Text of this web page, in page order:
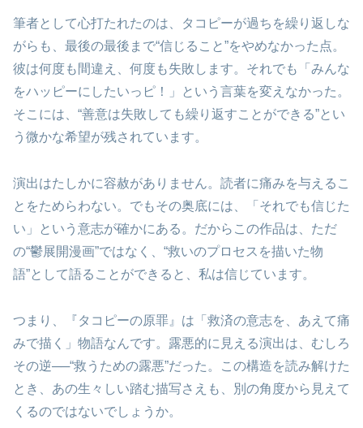
筆者として心打たれたのは、タコピーが過ちを繰り返しな
がらも、最後の最後まで“信じること”をやめなかった点。
彼は何度も間違え、何度も失敗します。それでも「みんな
をハッピーにしたいっピ！」という言葉を変えなかった。
そこには、“善意は失敗しても繰り返すことができる”とい
う微かな希望が残されています。
演出はたしかに容赦がありません。読者に痛みを与えるこ
とをためらわない。でもその奥底には、「それでも信じた
い」という意志が確かにある。だからこの作品は、ただ
の“鬱展開漫画”ではなく、“救いのプロセスを描いた物
語”として語ることができると、私は信じています。
つまり、『タコピーの原罪』は「救済の意志を、あえて痛
みで描く」物語なんです。露悪的に見える演出は、むしろ
その逆──“救うための露悪”だった。この構造を読み解けた
とき、あの生々しい踏む描写さえも、別の角度から見えて
くるのではないでしょうか。